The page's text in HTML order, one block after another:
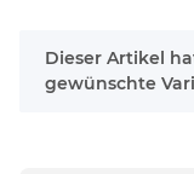
x
Dieser Artikel
gewünschte